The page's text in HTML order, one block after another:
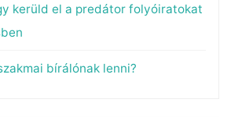
kerüld el a predátor folyóiratokat
bírálónak lenni?